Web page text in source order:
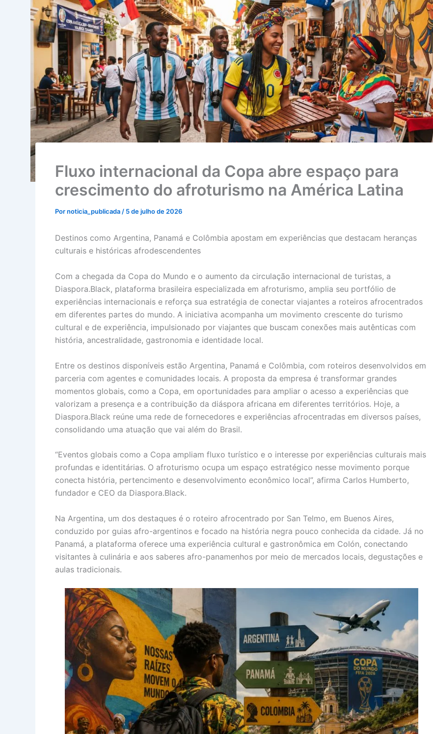
Fluxo internacional da Copa abre espaço para
crescimento do afroturismo na América Latina
Pornoticia_publicada/ 5 de julho de 2026
Destinos como Argentina, Panamá e Colômbia apostam em experiências que destacam heranças
culturais e históricas afrodescendentes
Com a chegada da Copa do Mundo e o aumento da circulação internacional de turistas, a
Diaspora.Black, plataforma brasileira especializada em afroturismo, amplia seu portfólio de
experiências internacionais e reforça sua estratégia de conectar viajantes a roteiros afrocentrados
em diferentes partes do mundo. A iniciativa acompanha um movimento crescente do turismo
cultural e de experiência, impulsionado por viajantes que buscam conexões mais autênticas com
história, ancestralidade, gastronomia e identidade local.
Entre os destinos disponíveis estão Argentina, Panamá e Colômbia, com roteiros desenvolvidos em
parceria com agentes e comunidades locais. A proposta da empresa é transformar grandes
momentos globais, como a Copa, em oportunidades para ampliar o acesso a experiências que
valorizam a presença e a contribuição da diáspora africana em diferentes territórios. Hoje, a
Diaspora.Black reúne uma rede de fornecedores e experiências afrocentradas em diversos países,
consolidando uma atuação que vai além do Brasil.
“Eventos globais como a Copa ampliam fluxo turístico e o interesse por experiências culturais mais
profundas e identitárias. O afroturismo ocupa um espaço estratégico nesse movimento porque
conecta história, pertencimento e desenvolvimento econômico local”, afirma Carlos Humberto,
fundador e CEO da Diaspora.Black.
Na Argentina, um dos destaques é o roteiro afrocentrado por San Telmo, em Buenos Aires,
conduzido por guias afro-argentinos e focado na história negra pouco conhecida da cidade. Já no
Panamá, a plataforma oferece uma experiência cultural e gastronômica em Colón, conectando
visitantes à culinária e aos saberes afro-panamenhos por meio de mercados locais, degustações e
aulas tradicionais.